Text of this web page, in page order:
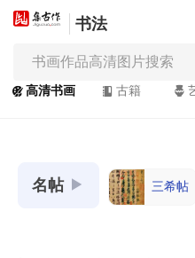
书法
高清书画 古籍
名帖 三希帖
古
作
网